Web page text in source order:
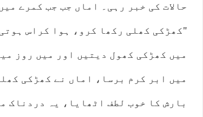
حالات کی خبر رہی۔ اماں جب جب کمرے
"کھڑکی کھلی رکھا کرو، ہوا کراس
میں کھڑکی کھول دیتیں اور میں روز
میں ابر کرم برسا، اماں نے کھڑکی
بارش کا خوب لطف اٹھایا، یہ دردناک